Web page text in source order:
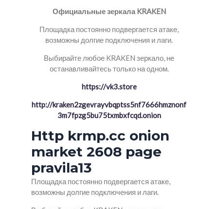
Официальные зеркала KRAKEN
Площадка постоянно подвергается атаке,
возможны долгие подключения и лаги.
Выбирайте любое KRAKEN зеркало, не
останавливайтесь только на одном.
https://vk3.store
http://kraken2zgevrayvbqptss5nf7666hmznonf
3m7fpzg5bu75txmbxfcqd.onion
Http krmp.cc onion
market 2608 page
pravila13
Площадка постоянно подвергается атаке,
возможны долгие подключения и лаги.